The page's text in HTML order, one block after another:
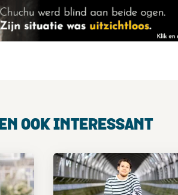
OOK INTERESSANT